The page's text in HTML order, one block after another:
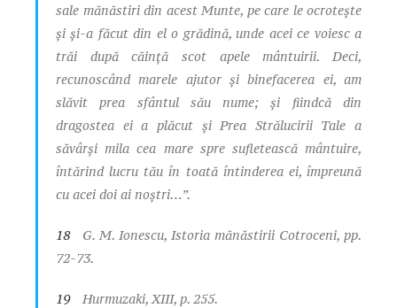
sale mănăstiri din acest Munte, pe care le ocroteşte
şi şi-a făcut din el o grădină, unde acei ce voiesc a
trăi după căinţă scot apele mântuirii. Deci,
recunoscând marele ajutor şi binefacerea ei, am
slăvit prea sfântul său nume; şi fiindcă din
dragostea ei a plăcut şi Prea Strălucirii Tale a
săvârşi mila cea mare spre sufletească mântuire,
întărind lucru tău în toată întinderea ei, împreună
cu acei doi ai noştri…”.
18G. M. Ionescu, Istoria mănăstirii Cotroceni, pp.
72-73.
19 Hurmuzaki, XIII, p. 255.